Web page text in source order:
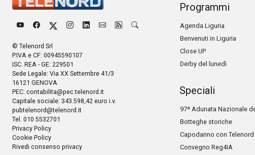
© Telenord Srl
P.IVA e CF: 00945590107
ISC. REA - GE: 229501
Sede Legale: Via XX Settembre 41/3
16121 GENOVA
PEC: contabilita@pec.telenord.it
Capitale sociale: 343.598,42 euro i.v.
pubtelenord@telenord.it
Tel. 010 5532701
Privacy Policy
Cookie Policy
Rivedi consenso privacy
Programmi
Agenda Liguria
Benvenuti in Liguria
Close UP
Derby del lunedì
Speciali
97ª Adunata Nazionale
Botteghe storiche
Capodanno con Telenord
Convegno Reg4IA